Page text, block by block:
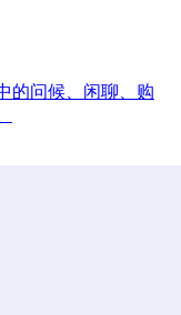
的问候、闲聊、购